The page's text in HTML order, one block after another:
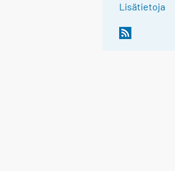
Lisätietoja